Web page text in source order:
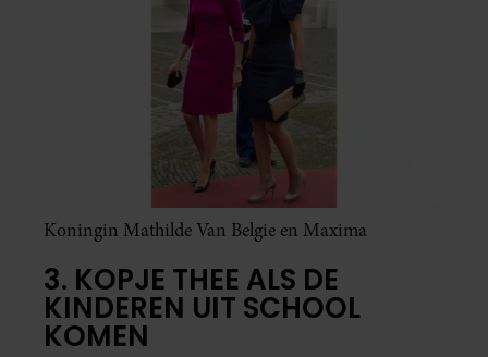
Koningin Mathilde Van Belgie en Maxima
3. KOPJE THEE ALS DE
KINDEREN UIT SCHOOL
KOMEN